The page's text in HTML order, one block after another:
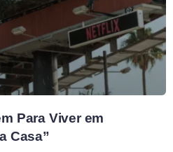
Para Viver em
Casa”